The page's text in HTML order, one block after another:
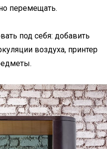
перемещать.
под себя: добавить
воздуха, принтер